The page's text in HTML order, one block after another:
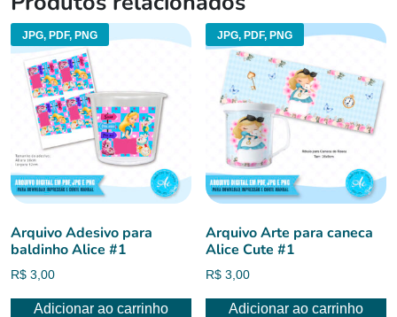
JPG, PDF, PNG
Arquivo Adesivo para
baldinho Alice #1
R$ 3,00
Adicionar ao carrinho
JPG, PDF, PNG
Arquivo Arte para caneca
Alice Cute #1
R$ 3,00
Adicionar ao carrinho